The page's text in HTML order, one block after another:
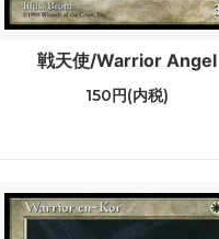
戦天使/Warrior Angel
150円(内税)